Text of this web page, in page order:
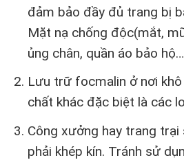
đảm bảo đầy đủ trang bị
Mặt nạ chống độc(mắt,
ủng chân, quần áo bảo
Lưu trữ focmalin ở nơi
chất khác đặc biệt là các
Công xưởng hay trang
phải khép kín. Tránh sử